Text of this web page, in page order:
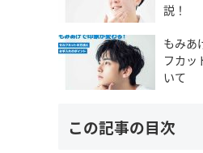
説！
もみあ
フカッ
いて
この記事の目次